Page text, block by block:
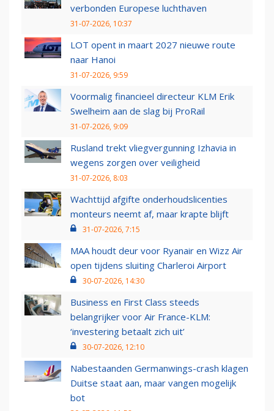
verbonden Europese luchthaven
31-07-2026, 10:37
LOT opent in maart 2027 nieuwe route
naar Hanoi
31-07-2026, 9:59
Voormalig financieel directeur KLM Erik
Swelheim aan de slag bij ProRail
31-07-2026, 9:09
Rusland trekt vliegvergunning Izhavia in
wegens zorgen over veiligheid
31-07-2026, 8:03
Wachttijd afgifte onderhoudslicenties
monteurs neemt af, maar krapte blijft
31-07-2026, 7:15
MAA houdt deur voor Ryanair en Wizz Air
open tijdens sluiting Charleroi Airport
30-07-2026, 14:30
Business en First Class steeds
belangrijker voor Air France-KLM:
‘investering betaalt zich uit’
30-07-2026, 12:10
Nabestaanden Germanwings-crash klagen
Duitse staat aan, maar vangen mogelijk
bot